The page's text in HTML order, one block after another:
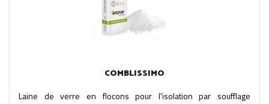
COMBLISSIMO
Laine de verre en flocons pour l'isolation par soufflage